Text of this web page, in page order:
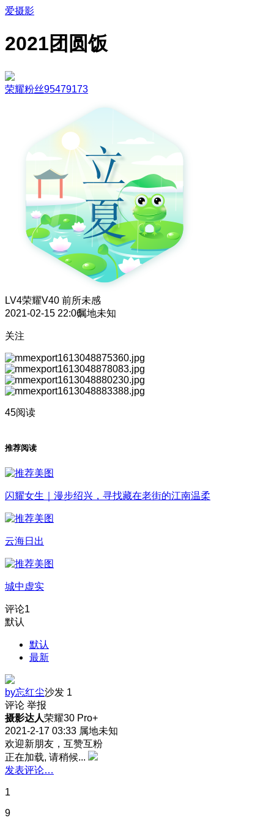
爱摄影
2021团圆饭
荣耀粉丝95479173
LV4荣耀V40 前所未感
2021-02-15 22:06属地未知
关注
45阅读
推荐阅读
闪耀女生｜漫步绍兴，寻找藏在老街的江南温柔
云海日出
城中虚实
评论1
默认
默认
最新
by忘红尘沙发 1
评论 举报
摄影达人荣耀30 Pro+
2021-2-17 03:33 属地未知
欢迎新朋友，互赞互粉
正在加载, 请稍候...
发表评论…
1
9